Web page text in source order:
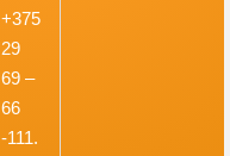
+375
29
69 –
66
-111.